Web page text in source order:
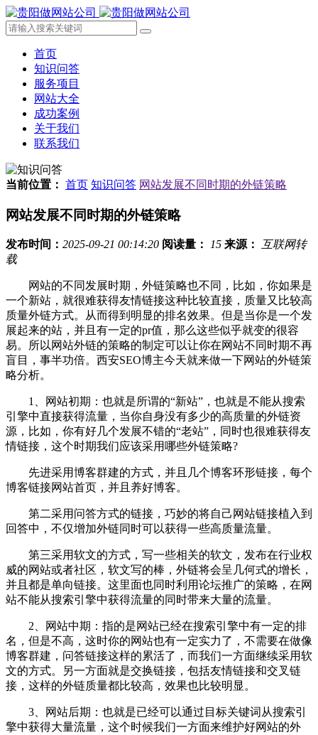
首页
知识问答
服务项目
网站大全
成功案例
关于我们
联系我们
当前位置： 首页 知识问答 网站发展不同时期的外链策略
网站发展不同时期的外链策略
发布时间： 2025-09-21 00:14:20 阅读量： 15 来源： 互联网转
载
网站的不同发展时期，外链策略也不同，比如，你如果是
一个新站，就很难获得友情链接这种比较直接，质量又比较高
质量外链方式。从而得到明显的排名效果。但是当你是一个发
展起来的站，并且有一定的pr值，那么这些似乎就变的很容
易。所以网站外链的策略的制定可以让你在网站不同时期不再
盲目，事半功倍。西安SEO博主今天就来做一下网站的外链策
略分析。
1、网站初期：也就是所谓的“新站”，也就是不能从搜索
引擎中直接获得流量，当你自身没有多少的高质量的外链资
源，比如，你有好几个发展不错的“老站”，同时也很难获得友
情链接，这个时期我们应该采用哪些外链策略?
先进采用博客群建的方式，并且几个博客环形链接，每个
博客链接网站首页，并且养好博客。
第二采用问答方式的链接，巧妙的将自己网站链接植入到
回答中，不仅增加外链同时可以获得一些高质量流量。
第三采用软文的方式，写一些相关的软文，发布在行业权
威的网站或者社区，软文写的棒，外链将会呈几何式的增长，
并且都是单向链接。这里面也同时利用论坛推广的策略，在网
站不能从搜索引擎中获得流量的同时带来大量的流量。
2、网站中期：指的是网站已经在搜索引擎中有一定的排
名，但是不高，这时你的网站也有一定实力了，不需要在做像
博客群建，问答链接这样的累活了，而我们一方面继续采用软
文的方式。另一方面就是交换链接，包括友情链接和交叉链
接，这样的外链质量都比较高，效果也比较明显。
3、网站后期：也就是已经可以通过目标关键词从搜索引
擎中获得大量流量，这个时候我们一方面来维护好网站的外